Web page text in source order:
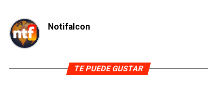
Notifalcon
TE PUEDE GUSTAR